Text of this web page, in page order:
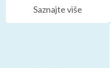
Saznajte više